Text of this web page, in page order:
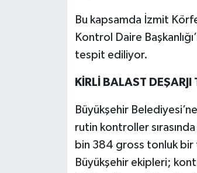
Bu kapsamda İzmit
Kontrol Daire
tespit ediliyor.
KİRLİ BALAST DEŞARJI
Büyükşehir
rutin kontroller
bin 384 gross tonluk
Büyükşehir ekipleri;